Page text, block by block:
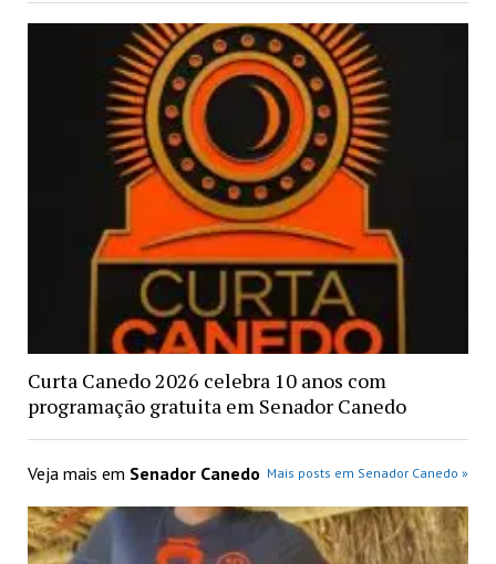
Curta Canedo 2026 celebra 10 anos com
programação gratuita em Senador Canedo
Veja mais em Senador Canedo Mais posts em Senador Canedo »